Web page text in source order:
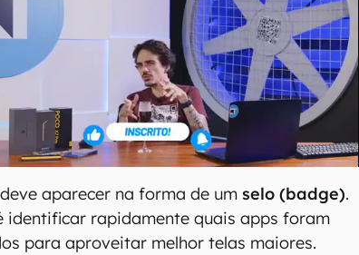
aparecer na forma de um selo (badge).
identificar rapidamente quais apps foram
para aproveitar melhor telas maiores.